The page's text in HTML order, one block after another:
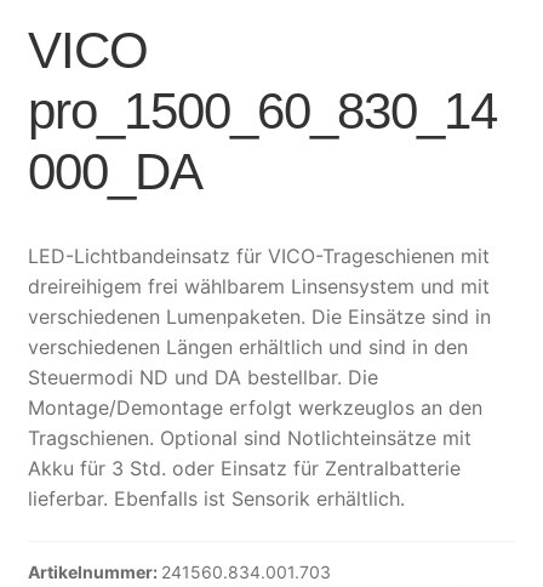
VICO
pro_1500_60_830_14
000_DA
LED-Lichtbandeinsatz für VICO-Trageschienen mit
dreireihigem frei wählbarem Linsensystem und mit
verschiedenen Lumenpaketen. Die Einsätze sind in
verschiedenen Längen erhältlich und sind in den
Steuermodi ND und DA bestellbar. Die
Montage/Demontage erfolgt werkzeuglos an den
Tragschienen. Optional sind Notlichteinsätze mit
Akku für 3 Std. oder Einsatz für Zentralbatterie
lieferbar. Ebenfalls ist Sensorik erhältlich.
Artikelnummer: 241560.834.001.703